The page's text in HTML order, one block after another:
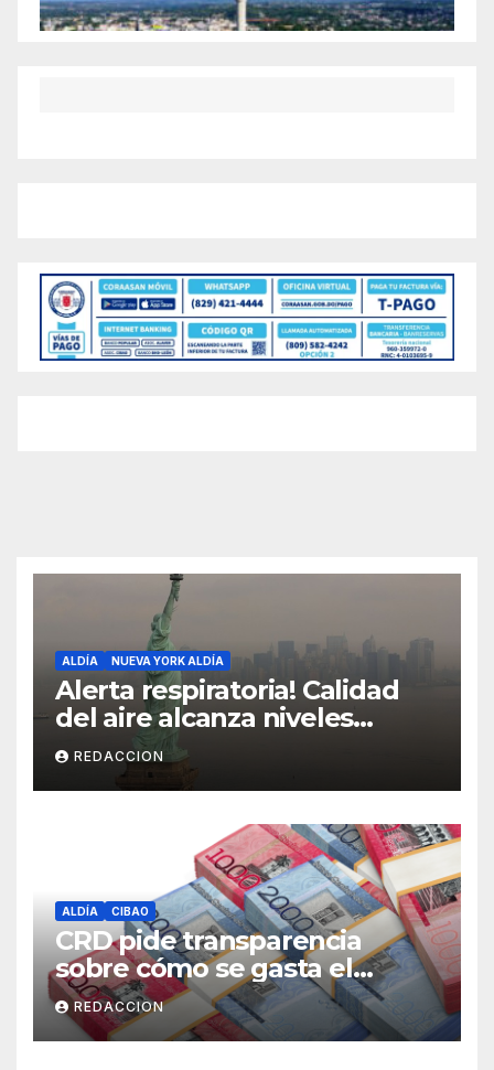
ALDÍA NUEVA YORK ALDÍA
Alerta respiratoria! Calidad
del aire alcanza niveles
peligrosos en NYC
REDACCION
ALDÍA CIBAO
CRD pide transparencia
sobre cómo se gasta el
dinero del Seguro Familiar de
Salud
REDACCION